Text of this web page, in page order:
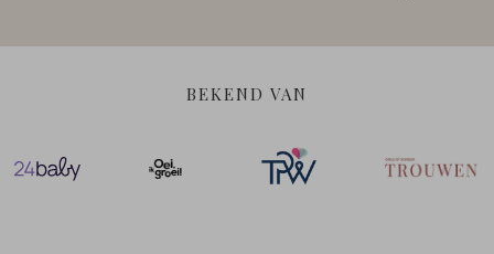
BEKEND VAN